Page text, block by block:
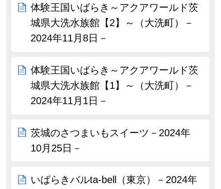
体験王国いばらき～アクアワールド茨
城県大洗水族館【2】～（大洗町）－
2024年11月8日－
体験王国いばらき～アクアワールド茨
城県大洗水族館【1】～（大洗町）－
2024年11月1日－
茨城のさつまいもスイーツ－2024年
10月25日－
いばらきバルta-bell（東京）－2024年